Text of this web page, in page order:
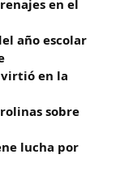
en el
año escolar
en la
sobre
lucha por